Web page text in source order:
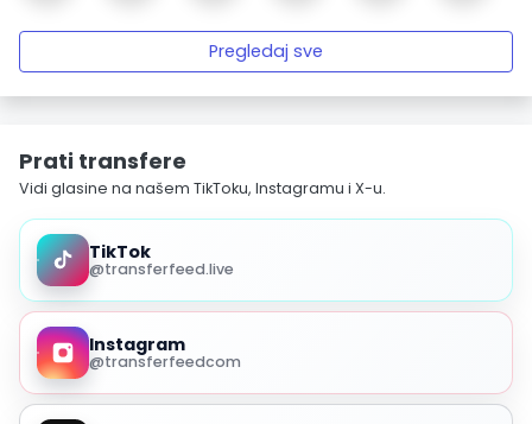
Pregledaj sve
Prati transfere
Vidi glasine na našem TikToku, Instagramu i X-u.
TikTok
@transferfeed.live
Instagram
@transferfeedcom